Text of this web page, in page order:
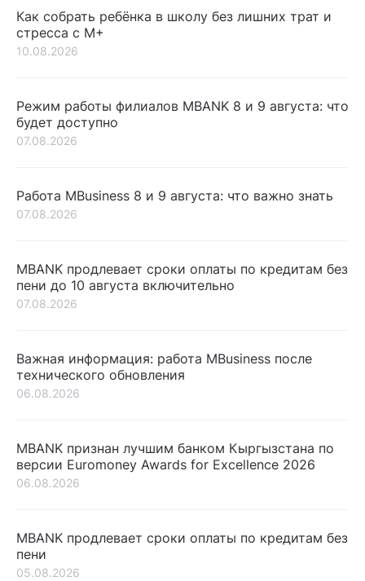
Как собрать ребёнка в школу без лишних трат и
стресса с М+
10.08.2026
Режим работы филиалов MBANK 8 и 9 августа: что
будет доступно
07.08.2026
Работа MBusiness 8 и 9 августа: что важно знать
07.08.2026
MBANK продлевает сроки оплаты по кредитам без
пени до 10 августа включительно
07.08.2026
Важная информация: работа MBusiness после
технического обновления
06.08.2026
MBANK признан лучшим банком Кыргызстана по
версии Euromoney Awards for Excellence 2026
06.08.2026
MBANK продлевает сроки оплаты по кредитам без
пени
05.08.2026